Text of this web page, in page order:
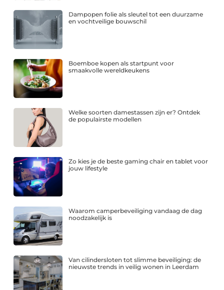
Dampopen folie als sleutel tot een duurzame
en vochtveilige bouwschil
Boemboe kopen als startpunt voor
smaakvolle wereldkeukens
Welke soorten damestassen zijn er? Ontdek
de populairste modellen
Zo kies je de beste gaming chair en tablet voor
jouw lifestyle
Waarom camperbeveiliging vandaag de dag
noodzakelijk is
Van cilindersloten tot slimme beveiliging: de
nieuwste trends in veilig wonen in Leerdam